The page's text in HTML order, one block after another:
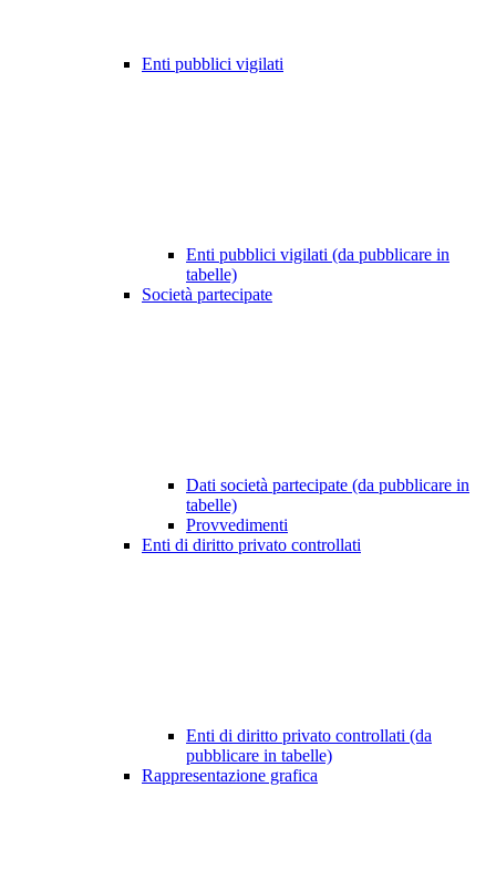
Enti pubblici vigilati
Enti pubblici vigilati (da pubblicare in
tabelle)
Società partecipate
Dati società partecipate (da pubblicare in
tabelle)
Provvedimenti
Enti di diritto privato controllati
Enti di diritto privato controllati (da
pubblicare in tabelle)
Rappresentazione grafica